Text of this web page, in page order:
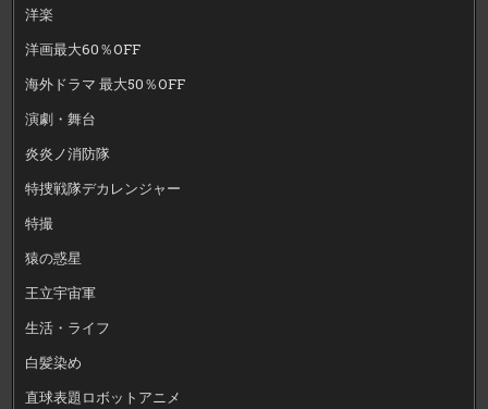
洋楽
洋画最大60％OFF
海外ドラマ 最大50％OFF
演劇・舞台
炎炎ノ消防隊
特捜戦隊デカレンジャー
特撮
猿の惑星
王立宇宙軍
生活・ライフ
白髪染め
直球表題ロボットアニメ